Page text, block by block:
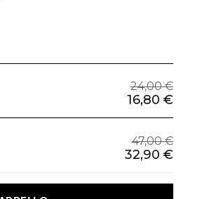
24,00 €
16,80 €
47,00 €
32,90 €